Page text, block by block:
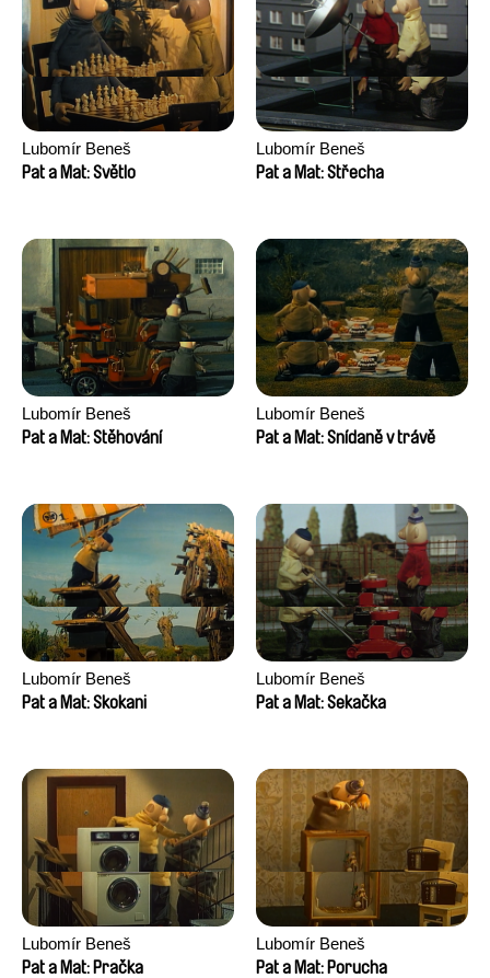
Lubomír Beneš
Pat a Mat: Světlo
Lubomír Beneš
Pat a Mat: Střecha
Lubomír Beneš
Pat a Mat: Stěhování
Lubomír Beneš
Pat a Mat: Snídaně v trávě
Lubomír Beneš
Pat a Mat: Skokani
Lubomír Beneš
Pat a Mat: Sekačka
Lubomír Beneš
Pat a Mat: Pračka
Lubomír Beneš
Pat a Mat: Porucha